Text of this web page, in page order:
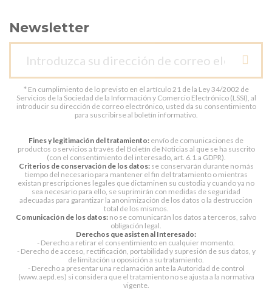
Newsletter
* En cumplimiento de lo previsto en el artículo 21 de la Ley 34/2002 de
Servicios de la Sociedad de la Información y Comercio Electrónico (LSSI), al
introducir su dirección de correo electrónico, usted da su consentimiento
para suscribirse al boletín informativo.
Fines y legitimación del tratamiento: envío de comunicaciones de
productos o servicios a través del Boletín de Noticias al que se ha suscrito
(con el consentimiento del interesado, art. 6.1.a GDPR).
Criterios de conservación de los datos:se conservarán durante no más
tiempo del necesario para mantener el fin del tratamiento o mientras
existan prescripciones legales que dictaminen su custodia y cuando ya no
sea necesario para ello, se suprimirán con medidas de seguridad
adecuadas para garantizar la anonimización de los datos o la destrucción
total de los mismos.
Comunicación de los datos: no se comunicarán los datos a terceros, salvo
obligación legal.
Derechos que asisten al Interesado:
- Derecho a retirar el consentimiento en cualquier momento.
- Derecho de acceso, rectificación, portabilidad y supresión de sus datos, y
de limitación u oposición a su tratamiento.
- Derecho a presentar una reclamación ante la Autoridad de control
(www.aepd.es) si considera que el tratamiento no se ajusta a la normativa
vigente.